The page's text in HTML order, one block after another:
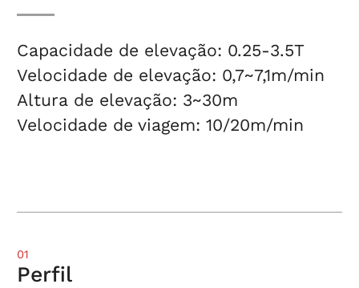
Capacidade de elevação: 0.25-3.5T
Velocidade de elevação: 0,7~7,1m/min
Altura de elevação: 3~30m
Velocidade de viagem: 10/20m/min
01
Perfil